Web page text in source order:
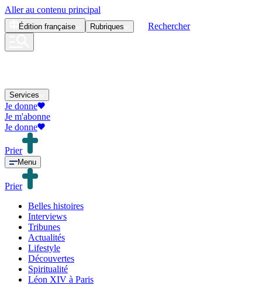
Aller au contenu principal
Édition française Rubriques Rechercher
Services
Je donne
Je m'abonne
Je donne
Prier
Menu
Prier
Belles histoires
Interviews
Tribunes
Actualités
Lifestyle
Découvertes
Spiritualité
Léon XIV à Paris